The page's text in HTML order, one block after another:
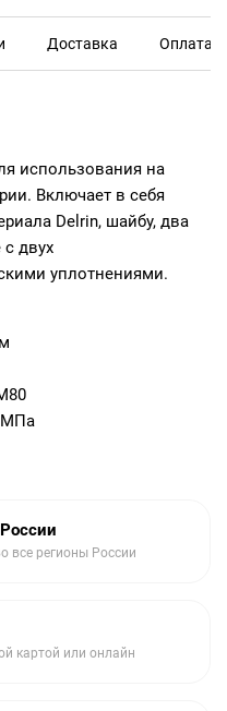
Доставка Оплата
использования на
Включает в себя
Delrin, шайбу, два
двух
уплотнениями.
МПа
все регионы России
картой или онлайн